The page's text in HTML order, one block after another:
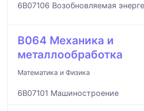
6B07106 Возобновляемая
B064 Механика и
металлообработка
Математика и Физика
6B07101 Машиностроение